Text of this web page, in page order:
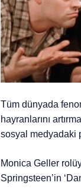
Tüm dünyada
hayranlarını
sosyal medyadaki
Monica Geller
Springsteen’in